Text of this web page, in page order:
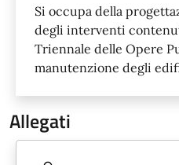
Si occupa della
degli interventi
Triennale delle Opere
manutenzione degli
Allegati
Document